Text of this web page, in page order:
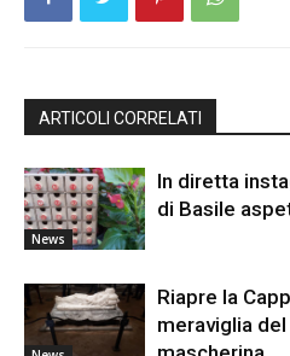
ARTICOLI CORRELATI
News
In diretta
di Basile
Riapre la
meraviglia